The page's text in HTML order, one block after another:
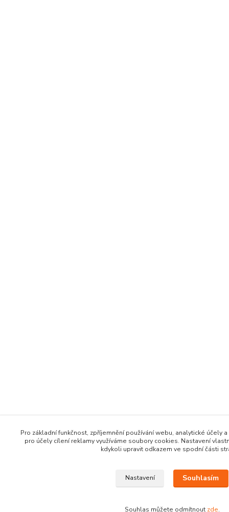
Pro základní funkčnost, zpříjemnění používání webu, analytické účely
pro účely cílení reklamy využíváme soubory cookies. Nastavení
kdykoli upravit odkazem ve spodní části
Nastavení Souhlasím
Souhlas můžete odmítnout zde.